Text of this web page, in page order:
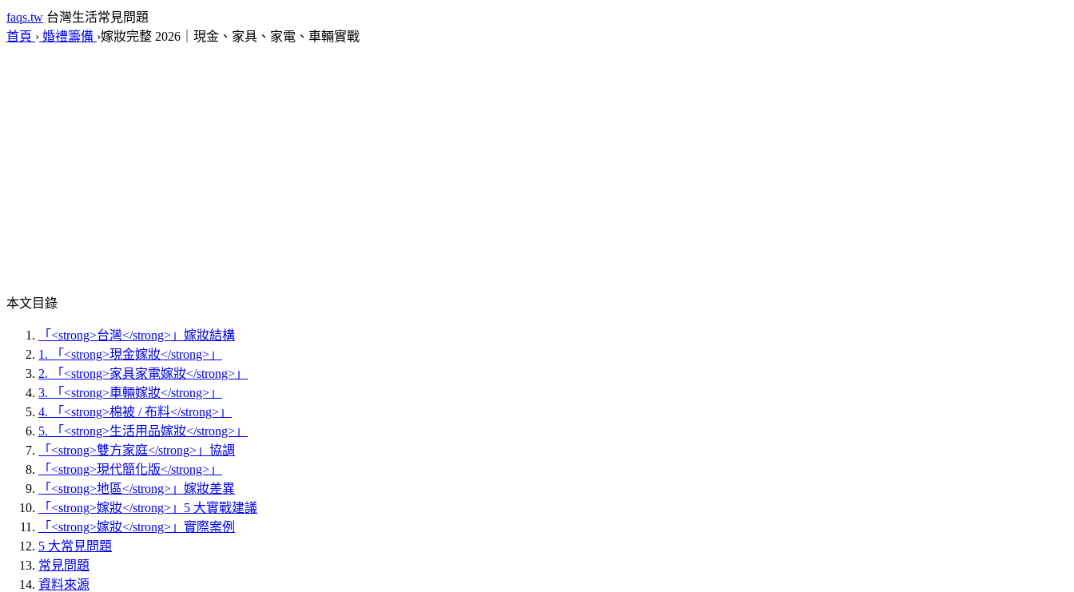
faqs.tw 台灣生活常見問題
首頁 › 婚禮籌備 ›嫁妝完整 2026｜現金、家具、家電、車輛實戰
本文目錄
「<strong>台灣</strong>」嫁妝結構
1. 「<strong>現金嫁妝</strong>」
2. 「<strong>家具家電嫁妝</strong>」
3. 「<strong>車輛嫁妝</strong>」
4. 「<strong>棉被 / 布料</strong>」
5. 「<strong>生活用品嫁妝</strong>」
「<strong>雙方家庭</strong>」協調
「<strong>現代簡化版</strong>」
「<strong>地區</strong>」嫁妝差異
「<strong>嫁妝</strong>」5 大實戰建議
「<strong>嫁妝</strong>」實際案例
5 大常見問題
常見問題
資料來源